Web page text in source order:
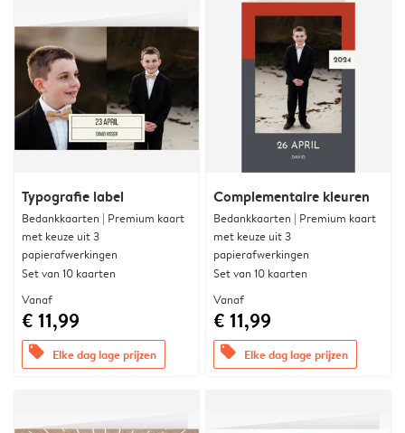
Typografie label
Bedankkaarten | Premium kaart
met keuze uit 3
papierafwerkingen
Set van 10 kaarten
Vanaf
€ 11,99
offers Elke dag lage prijzen
Complementaire kleuren
Bedankkaarten | Premium kaart
met keuze uit 3
papierafwerkingen
Set van 10 kaarten
Vanaf
€ 11,99
offers Elke dag lage prijzen